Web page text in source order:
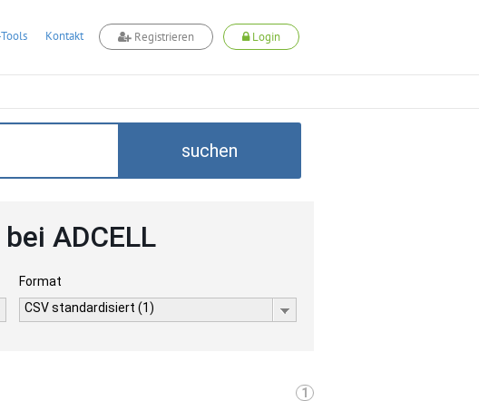
Kontakt Registrieren Login
suchen
ADCELL
Format
CSV standardisiert (1)
1